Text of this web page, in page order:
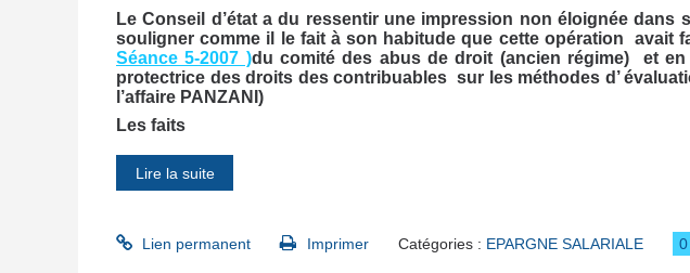
Le Conseil d’état a du ressentir une impression non éloignée dans
souligner comme il le fait à son habitude que cette opération avait
Séance 5-2007 )du comité des abus de droit (ancien régime) et
protectrice des droits des contribuables sur les méthodes d’
l’affaire PANZANI)
Les faits
Lire la suite
Lien permanent Imprimer Catégories : EPARGNE SALARIALE 0